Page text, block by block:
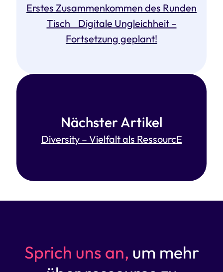
Erstes Zusammenkommen des Runden
Tisch Digitale Ungleichheit –
Fortsetzung geplant!
Nächster Artikel
Diversity – Vielfalt als RessourcE
Sprich uns an, um mehr